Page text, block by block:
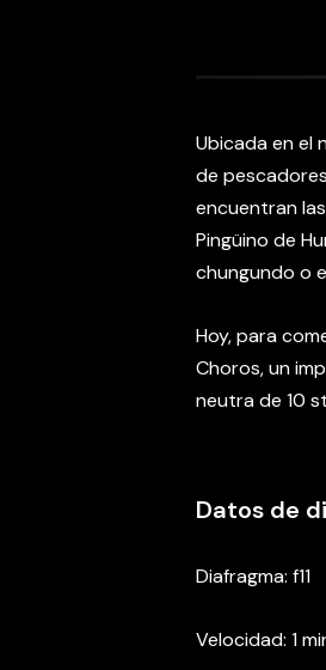
Ubicada en el
de
encuentran
Pingüino de
chungundo o
Hoy, para
Choros, un
neutra de 10
Datos de
Diafragma: f11
Velocidad: 1